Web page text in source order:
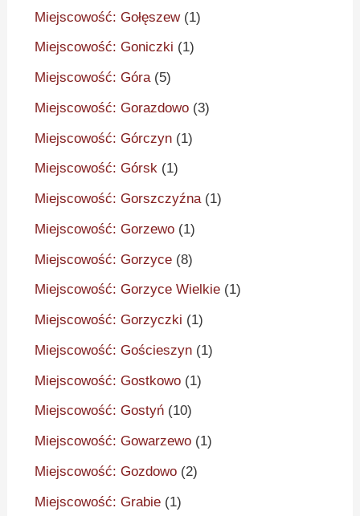
Miejscowość: Gołęszew(1)
Miejscowość: Goniczki (1)
Miejscowość: Góra(5)
Miejscowość: Gorazdowo (3)
Miejscowość: Górczyn (1)
Miejscowość: Górsk (1)
Miejscowość: Gorszczyźna(1)
Miejscowość: Gorzewo (1)
Miejscowość: Gorzyce (8)
Miejscowość: Gorzyce Wielkie (1)
Miejscowość: Gorzyczki (1)
Miejscowość: Gościeszyn (1)
Miejscowość: Gostkowo (1)
Miejscowość: Gostyń (10)
Miejscowość: Gowarzewo (1)
Miejscowość: Gozdowo (2)
Miejscowość: Grabie (1)